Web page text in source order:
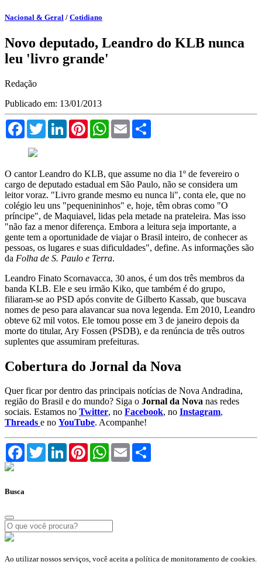
Nacional & Geral / Cotidiano
Novo deputado, Leandro do KLB nunca
leu 'livro grande'
Redação
Publicado em: 13/01/2013
FacebookTwitterLinkedInPinterestWhatsApp
Email
O cantor Leandro do KLB, que assume no dia 1º de fevereiro o
cargo de deputado estadual em São Paulo, não se considera um
leitor voraz. "Livro grande mesmo eu nunca li", conta ele, que no
colégio leu uns "pequenininhos" e, hoje, têm obras como "O
príncipe", de Maquiavel, lidas pela metade na prateleira. Mas isso
"não faz a menor diferença. Embora a leitura seja importante, a
gente tem a oportunidade de viajar o Brasil inteiro, de conhecer as
pessoas, os lugares e suas dificuldades", define. As informações são
da Folha de S. Paulo e Terra.
Leandro Finato Scornavacca, 30 anos, é um dos três membros da
banda KLB. Ele e seu irmão Kiko, que também é do grupo,
filiaram-se ao PSD após convite de Gilberto Kassab, que buscava
nomes de peso para alavancar sua nova legenda. Em 2010, Leandro
obteve 62 mil votos. Ele tomou posse em 3 de janeiro depois da
morte do titular, Ary Fossen (PSDB), e da renúncia de três outros
suplentes que assumiram prefeituras.
Cobertura do Jornal da Nova
Quer ficar por dentro das principais notícias de Nova Andradina,
região do Brasil e do mundo? Siga o Jornal da Nova nas redes
sociais. Estamos no Twitter, no Facebook, no Instagram,
Threads e no YouTube. Acompanhe!
FacebookTwitterLinkedInPinterestWhatsApp
Email
Busca
Ao utilizar nossos serviços, você aceita a política de monitoramento de cookies.